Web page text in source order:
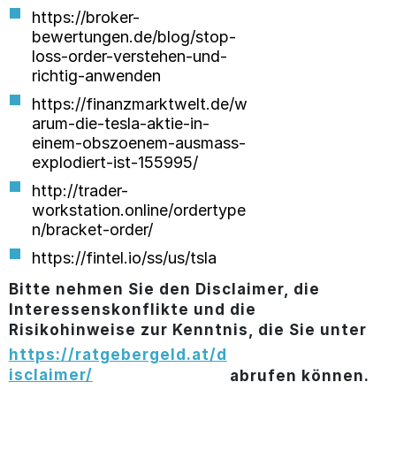
https://broker-
bewertungen.de/blog/stop-
loss-order-verstehen-und-
richtig-anwenden
https://finanzmarktwelt.de/w
arum-die-tesla-aktie-in-
einem-obszoenem-ausmass-
explodiert-ist-155995/
http://trader-
workstation.online/ordertype
n/bracket-order/
https://fintel.io/ss/us/tsla
Bitte nehmen Sie den Disclaimer, die
Interessenskonflikte und die
Risikohinweise zur Kenntnis, die Sie unter
https://ratgebergeld.at/d
isclaimer/
abrufen können.